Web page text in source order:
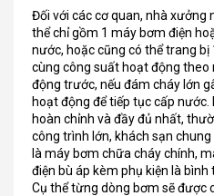
Đối với các cơ quan, nhà xưởng
thể chỉ gồm 1 máy bơm điện
nước, hoặc cũng có thể trang bị
cùng công suất hoạt động
động trước, nếu đám cháy lớn
hoạt động để tiếp tục cấp
hoàn chỉnh và đầy đủ nhất,
công trình lớn, khách sạn
là máy bơm chữa cháy chính,
điện bù áp kèm phụ kiện là bình
Cụ thể từng dòng bơm sẽ được